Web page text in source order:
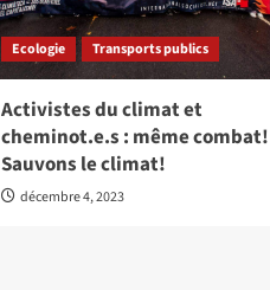
Ecologie Transports publics
Activistes du climat et
cheminot.e.s : même combat!
Sauvons le climat!
décembre 4, 2023